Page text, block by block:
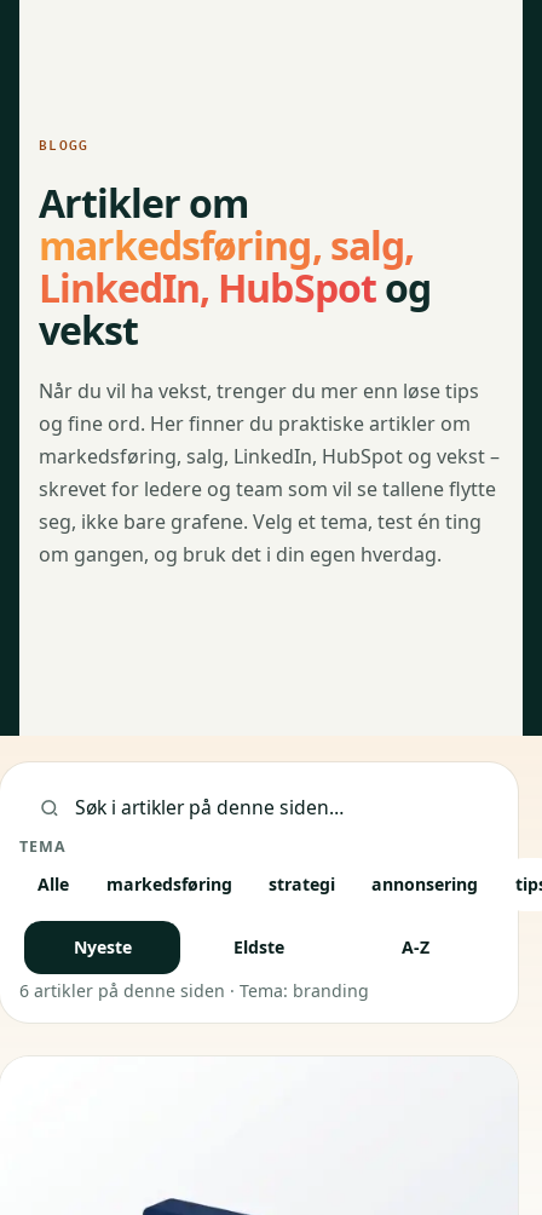
BLOGG
Artikler om
markedsføring, salg,
LinkedIn, HubSpotog
vekst
Når du vil ha vekst, trenger du mer enn løse tips
og fine ord. Her finner du praktiske artikler om
markedsføring, salg, LinkedIn, HubSpot og vekst –
skrevet for ledere og team som vil se tallene flytte
seg, ikke bare grafene. Velg et tema, test én ting
om gangen, og bruk det i din egen hverdag.
Siste bloggposter
Søk i artikler
TEMA
Alle markedsføring strategi annonsering
Nyeste Eldste
A-Z
6 artikler på denne siden · Tema: branding